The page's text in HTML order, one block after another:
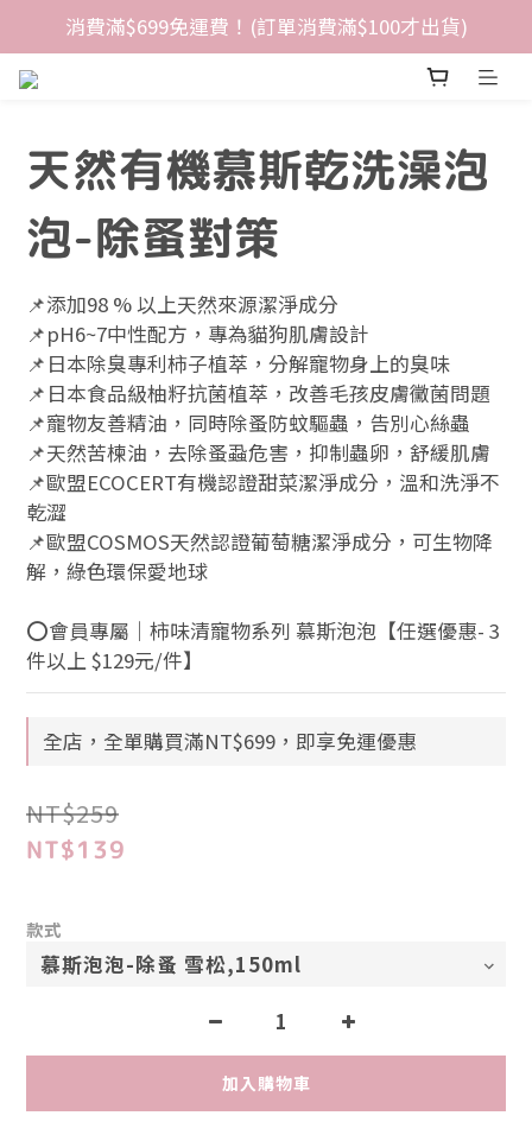
消費滿$699免運費！(訂單消費滿$100才出貨)
天然有機慕斯乾洗澡泡
泡-除蚤對策
📌添加98 % 以上天然來源潔淨成分
📌pH6~7中性配方，專為貓狗肌膚設計
📌日本除臭專利柿子植萃，分解寵物身上的臭味
📌日本食品級柚籽抗菌植萃，改善毛孩皮膚黴菌問題
📌寵物友善精油，同時除蚤防蚊驅蟲，告別心絲蟲
📌天然苦楝油，去除蚤蝨危害，抑制蟲卵，舒緩肌膚
📌歐盟ECOCERT有機認證甜菜潔淨成分，溫和洗淨不
乾澀
📌歐盟COSMOS天然認證葡萄糖潔淨成分，可生物降
解，綠色環保愛地球
⭕會員專屬｜柿味清寵物系列 慕斯泡泡【任選優惠- 3
件以上 $129元/件】
全店，全單購買滿NT$699，即享免運優惠
NT$259
NT$139
款式
加入購物車